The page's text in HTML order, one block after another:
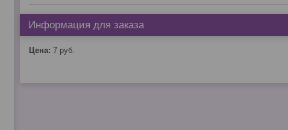
Информация для заказа
Цена: 7 руб.